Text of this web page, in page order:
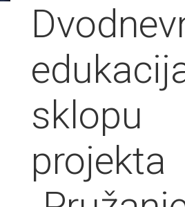
sklopu
projekta